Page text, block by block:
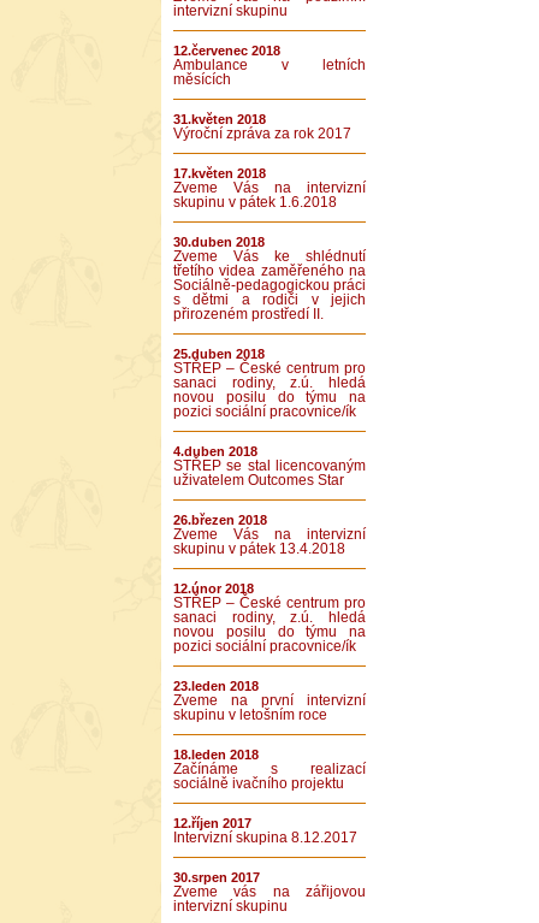
intervizní skupinu
12.červenec 2018
Ambulance v letních
měsících
31.květen 2018
Výroční zpráva za rok 2017
17.květen 2018
Zveme Vás na intervizní
skupinu v pátek 1.6.2018
30.duben 2018
Zveme Vás ke shlédnutí
třetího videa zaměřeného na
Sociálně-pedagogickou práci
s dětmi a rodiči v jejich
přirozeném prostředí II.
25.duben 2018
STŘEP – České centrum pro
sanaci rodiny, z.ú. hledá
novou posilu do týmu na
pozici sociální pracovnice/ík
4.duben 2018
STŘEP se stal licencovaným
uživatelem Outcomes Star
26.březen 2018
Zveme Vás na intervizní
skupinu v pátek 13.4.2018
12.únor 2018
STŘEP – České centrum pro
sanaci rodiny, z.ú. hledá
novou posilu do týmu na
pozici sociální pracovnice/ík
23.leden 2018
Zveme na první intervizní
skupinu v letošním roce
18.leden 2018
Začínáme s realizací
sociálně ivačního projektu
12.říjen 2017
Intervizní skupina 8.12.2017
30.srpen 2017
Zveme vás na zářijovou
intervizní skupinu